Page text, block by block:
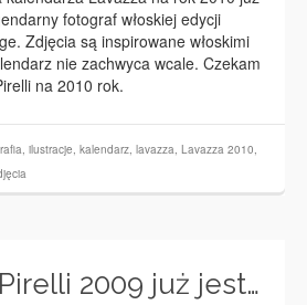
fotograf włoskiej edycji
Zdjęcia są inspirowane włoskimi
nie zachwyca wcale. Czekam
na 2010 rok.
, ilustracje, kalendarz, lavazza, Lavazza 2010,
2009 już jest…